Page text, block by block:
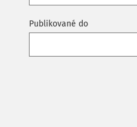
Publikované do